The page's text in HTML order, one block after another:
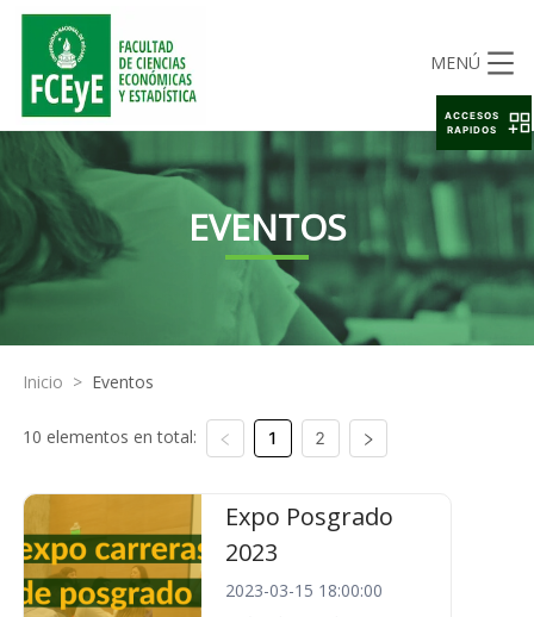
MENÚ
EVENTOS
Inicio > Eventos
10 elementos en total: 1 2
Expo Posgrado
2023
2023-03-15 18:00:00
ACCESOS
RAPIDOS